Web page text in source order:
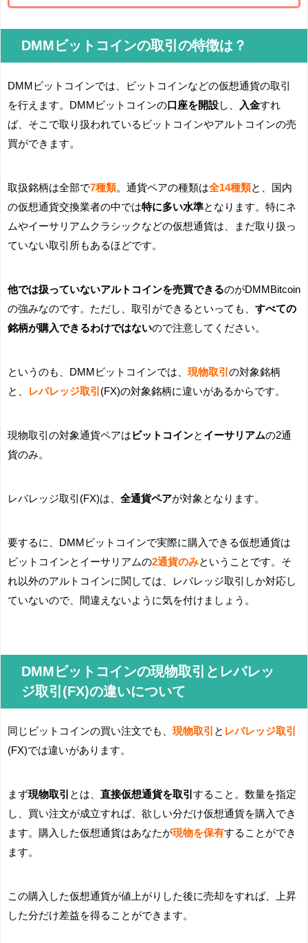
DMMビットコインの取引の特徴は？
DMMビットコインでは、ビットコインなどの仮想通貨の取引
を行えます。DMMビットコインの口座を開設 し、 入金すれ
ば、そこで取り扱われているビットコインやアルトコインの売
買ができます。
取扱銘柄は全部で7種類。通貨ペアの種類は全14種類と、国内
の仮想通貨交換業者の中では特に多い水準 となります。特にネ
ムやイーサリアムクラシックなどの仮想通貨は、まだ取り扱っ
ていない取引所もあるほどです。
他では扱っていないアルトコインを売買できるのがDMMBitcoin
の強みなのです。ただし、取引ができるといっても、 すべての
銘柄が購入できるわけではないので注意してください。
というのも、DMMビットコインでは、 現物取引 の対象銘柄
と、
レバレッジ取引 (FX)の対象銘柄に違いがあるからです。
現物取引の対象通貨ペアは ビットコイン と イーサリアムの2通
貨のみ。
レバレッジ取引(FX)は、 全通貨ペアが対象となります。
要するに、DMMビットコインで実際に購入できる仮想通貨は
ビットコインとイーサリアムの2通貨のみ ということです。そ
れ以外のアルトコインに関しては、レバレッジ取引しか対応し
ていないので、間違えないように気を付けましょう。
DMMビットコインの現物取引とレバレッ
ジ取引(FX)の違いについて
同じビットコインの買い注文でも、 現物取引 と レバレッジ取引
(FX)では違いがあります。
まず現物取引 とは、 直接仮想通貨を取引 すること。数量を指定
し、買い注文が成立すれば、欲しい分だけ仮想通貨を購入でき
ます。購入した仮想通貨はあなたが現物を保有することができ
ます。
この購入した仮想通貨が値上がりした後に売却をすれば、上昇
した分だけ差益を得ることができます。